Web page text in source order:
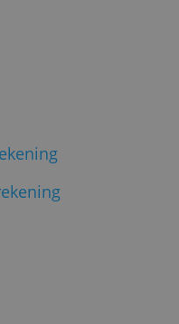
voorbeelden vind
pinnen in het
anders kunnen
18 april